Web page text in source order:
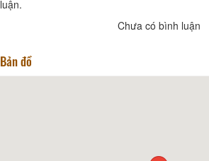
luận.
Chưa có bình luận
Bản đồ